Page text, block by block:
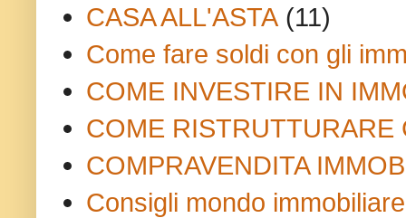
CASA ALL'ASTA (11)
Come fare soldi con gli
COME INVESTIRE IN
COME RISTRUTTURARE
COMPRAVENDITA
Consigli mondo immobiliare